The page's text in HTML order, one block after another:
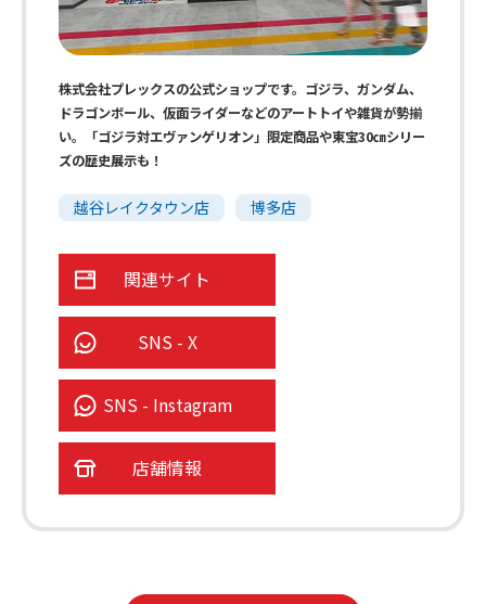
株式会社プレックスの公式ショップです。ゴジラ、ガンダム、
ドラゴンボール、仮面ライダーなどのアートトイや雑貨が勢揃
い。「ゴジラ対エヴァンゲリオン」限定商品や東宝30㎝シリー
ズの歴史展示も！
越谷レイクタウン店 博多店
関連サイト
SNS - X
SNS - Instagram
店舗情報